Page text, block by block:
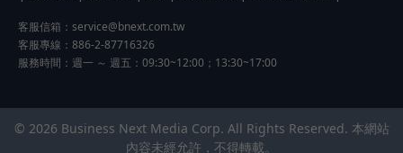
客服信箱： service@bnext.com.tw
客服專線：886-2-87716326
服務時間：週一 ～ 週五：09:30~12:00；13:30~17:00
© 2026 Business Next Media Corp. All Rights Reserved. 本網站
內容未經允許，不得轉載。